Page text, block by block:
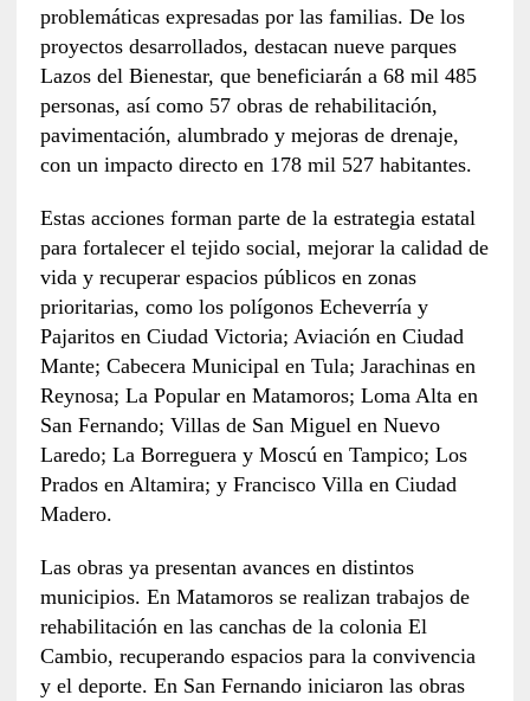
problemáticas expresadas por las familias. De los
proyectos desarrollados, destacan nueve parques
Lazos del Bienestar, que beneficiarán a 68 mil 485
personas, así como 57 obras de rehabilitación,
pavimentación, alumbrado y mejoras de drenaje,
con un impacto directo en 178 mil 527 habitantes.
Estas acciones forman parte de la estrategia estatal
para fortalecer el tejido social, mejorar la calidad de
vida y recuperar espacios públicos en zonas
prioritarias, como los polígonos Echeverría y
Pajaritos en Ciudad Victoria; Aviación en Ciudad
Mante; Cabecera Municipal en Tula; Jarachinas en
Reynosa; La Popular en Matamoros; Loma Alta en
San Fernando; Villas de San Miguel en Nuevo
Laredo; La Borreguera y Moscú en Tampico; Los
Prados en Altamira; y Francisco Villa en Ciudad
Madero.
Las obras ya presentan avances en distintos
municipios. En Matamoros se realizan trabajos de
rehabilitación en las canchas de la colonia El
Cambio, recuperando espacios para la convivencia
y el deporte. En San Fernando iniciaron las obras